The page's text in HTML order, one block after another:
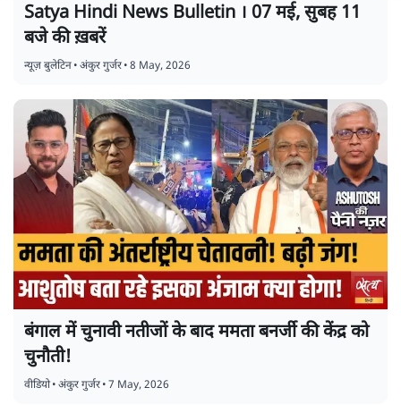
Satya Hindi News Bulletin । 07 मई, सुबह 11
बजे की ख़बरें
न्यूज़ बुलेटिन•अंकुर गुर्जर•8 May, 2026
बंगाल में चुनावी नतीजों के बाद ममता बनर्जी की केंद्र को
चुनौती!
वीडियो•अंकुर गुर्जर•7 May, 2026